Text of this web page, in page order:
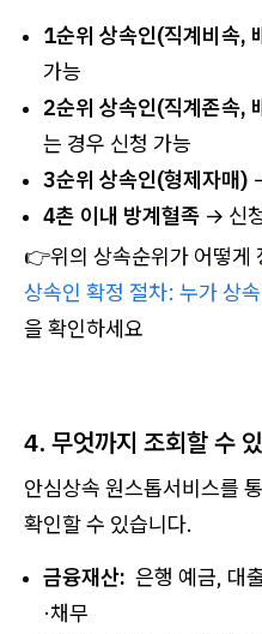
1순위 상속인(직계비속,
가능
2순위 상속인(직계존속,
는 경우 신청 가능
3순위 상속인(형제자매)
4촌 이내 방계혈족 → 신
👉위의 상속순위가 어떻게
상속인 확정 절차: 누가 상
을 확인하세요
4. 무엇까지 조회할 수
안심상속 원스톱서비스를
확인할 수 있습니다.
금융재산: 은행 예금, 대
·채무